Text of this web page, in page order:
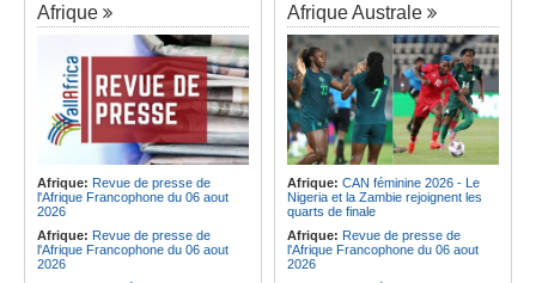
Afrique
Afrique: Revue de presse de
l'Afrique Francophone du 06 aout
2026
Afrique: Revue de presse de
l'Afrique Francophone du 06 aout
2026
Afrique Australe
Afrique: CAN féminine 2026 - Le
Nigeria et la Zambie rejoignent les
quarts de finale
Afrique: Revue de presse de
l'Afrique Francophone du 06 aout
2026